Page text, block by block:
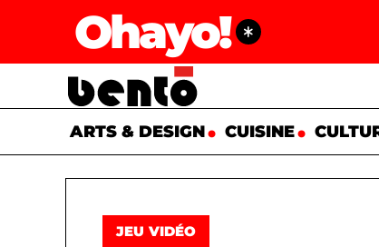
Ohayo!
ARTS & DESIGN CUISINE
JEU VIDÉO